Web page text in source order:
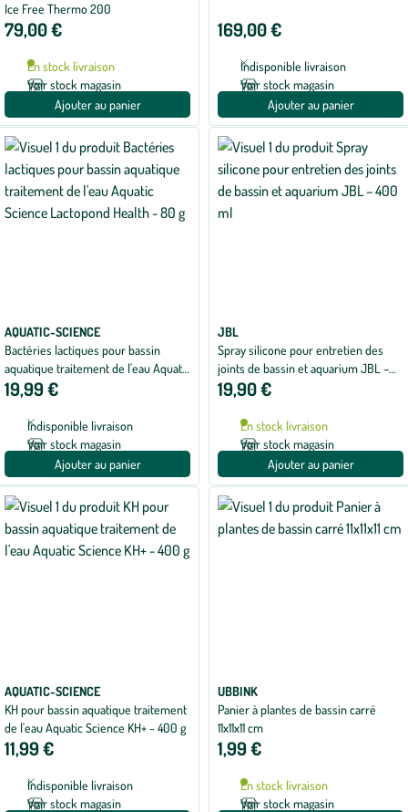
Ice Free Thermo 200
79,00 €
En stock livraison
Voir stock magasin
Ajouter au panier
169,00 €
Indisponible livraison
Voir stock magasin
Ajouter au panier
AQUATIC-SCIENCE
Bactéries lactiques pour bassin
aquatique traitement de l'eau Aquatic
Science Lactopond Health - 80 g
19,99 €
Indisponible livraison
Voir stock magasin
Ajouter au panier
JBL
Spray silicone pour entretien des
joints de bassin et aquarium JBL –
400 ml
19,90 €
En stock livraison
Voir stock magasin
Ajouter au panier
AQUATIC-SCIENCE
KH pour bassin aquatique traitement
de l'eau Aquatic Science KH+ - 400 g
11,99 €
Indisponible livraison
Voir stock magasin
UBBINK
Panier à plantes de bassin carré
11x11x11 cm
1,99 €
En stock livraison
Voir stock magasin